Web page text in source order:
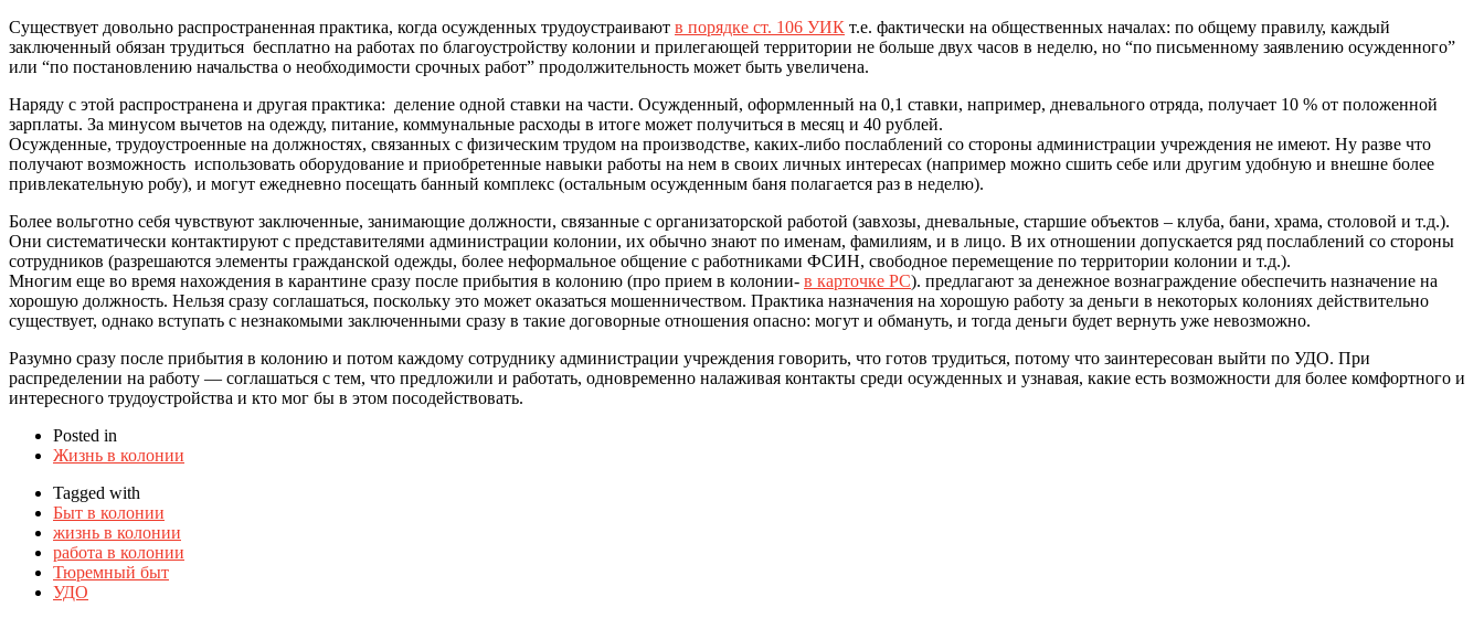
Существует довольно распространенная практика, когда осужденных трудоустраивают в порядке ст. 106 УИК т.е. фактически на общественных началах: по общему правилу, каждый
заключенный обязан трудиться бесплатно на работах по благоустройству колонии и прилегающей территории не больше двух часов в неделю, но “по письменному заявлению осужденного”
или “по постановлению начальства о необходимости срочных работ” продолжительность может быть увеличена.
Наряду с этой распространена и другая практика: деление одной ставки на части. Осужденный, оформленный на 0,1 ставки, например, дневального отряда, получает 10 % от положенной
зарплаты. За минусом вычетов на одежду, питание, коммунальные расходы в итоге может получиться в месяц и 40 рублей.
Осужденные, трудоустроенные на должностях, связанных с физическим трудом на производстве, каких-либо послаблений со стороны администрации учреждения не имеют. Ну разве что
получают возможность использовать оборудование и приобретенные навыки работы на нем в своих личных интересах (например можно сшить себе или другим удобную и внешне более
привлекательную робу), и могут ежедневно посещать банный комплекс (остальным осужденным баня полагается раз в неделю).
Более вольготно себя чувствуют заключенные, занимающие должности, связанные с организаторской работой (завхозы, дневальные, старшие объектов – клуба, бани, храма, столовой и т.д.).
Они систематически контактируют с представителями администрации колонии, их обычно знают по именам, фамилиям, и в лицо. В их отношении допускается ряд послаблений со стороны
сотрудников (разрешаются элементы гражданской одежды, более неформальное общение с работниками ФСИН, свободное перемещение по территории колонии и т.д.).
Многим еще во время нахождения в карантине сразу после прибытия в колонию (про прием в колонии- в карточке РС). предлагают за денежное вознаграждение обеспечить назначение на
хорошую должность. Нельзя сразу соглашаться, поскольку это может оказаться мошенничеством. Практика назначения на хорошую работу за деньги в некоторых колониях действительно
существует, однако вступать с незнакомыми заключенными сразу в такие договорные отношения опасно: могут и обмануть, и тогда деньги будет вернуть уже невозможно.
Разумно сразу после прибытия в колонию и потом каждому сотруднику администрации учреждения говорить, что готов трудиться, потому что заинтересован выйти по УДО. При
распределении на работу — соглашаться с тем, что предложили и работать, одновременно налаживая контакты среди осужденных и узнавая, какие есть возможности для более комфортного и
интересного трудоустройства и кто мог бы в этом посодействовать.
Posted in
Жизнь в колонии
Tagged with
Быт в колонии
жизнь в колонии
работа в колонии
Тюремный быт
УДО